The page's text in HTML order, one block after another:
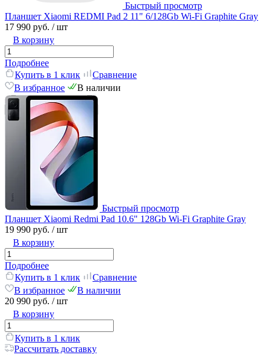
Быстрый просмотр
Планшет Xiaomi REDMI Pad 2 11" 6/128Gb Wi-Fi Graphite Gray
17 990 руб. / шт
В корзину
Подробнее
Купить в 1 клик
Сравнение
В избранное
В наличии
Быстрый просмотр
Планшет Xiaomi Redmi Pad 10.6" 128Gb Wi-Fi Graphite Gray
19 990 руб. / шт
В корзину
Подробнее
Купить в 1 клик
Сравнение
В избранное
В наличии
20 990 руб. / шт
В корзину
Купить в 1 клик
Рассчитать доставку